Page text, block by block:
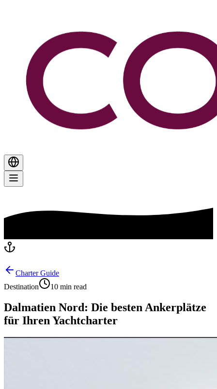
Charter Guide
Destination
10 min read
Dalmatien Nord: Die besten Ankerplätze
für Ihren Yachtcharter